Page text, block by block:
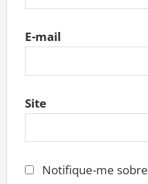
E-mail
Site
Notifique-me